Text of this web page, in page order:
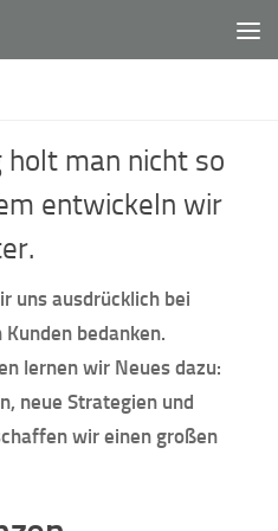
holt man nicht so
entwickeln wir
uns ausdrücklich bei
bedanken.
lernen wir Neues dazu:
neue Strategien und
wir einen großen